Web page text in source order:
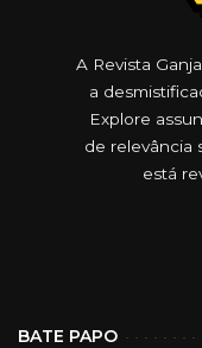
A Revista
a
Explore
de relevância
está
BATE PAPO